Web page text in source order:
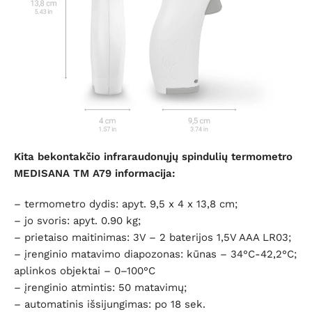
Kita bekontakčio infraraudonųjų spindulių termometro
MEDISANA TM A79 informacija:
– termometro dydis: apyt. 9,5 x 4 x 13,8 cm;
– jo svoris: apyt. 0.90 kg;
– prietaiso maitinimas: 3V – 2 baterijos 1,5V AAA LR03;
– įrenginio matavimo diapozonas: kūnas – 34°C-42,2°C;
aplinkos objektai – 0–100°C
– įrenginio atmintis: 50 matavimų;
– automatinis išsijungimas: po 18 sek.